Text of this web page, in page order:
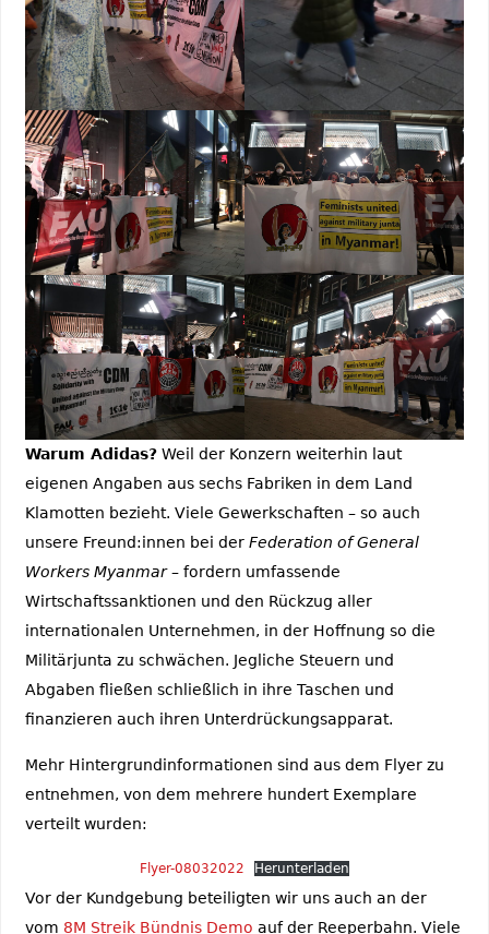
Warum Adidas?Weil der Konzern weiterhin laut
eigenen Angaben aus sechs Fabriken in dem Land
Klamotten bezieht. Viele Gewerkschaften – so auch
unsere Freund:innen bei der Federation of General
Workers Myanmar– fordern umfassende
Wirtschaftssanktionen und den Rückzug aller
internationalen Unternehmen, in der Hoffnung so die
Militärjunta zu schwächen. Jegliche Steuern und
Abgaben fließen schließlich in ihre Taschen und
finanzieren auch ihren Unterdrückungsapparat.
Mehr Hintergrundinformationen sind aus dem Flyer zu
entnehmen, von dem mehrere hundert Exemplare
verteilt wurden:
Flyer-08032022 Herunterladen
Vor der Kundgebung beteiligten wir uns auch an der
vom 8M Streik Bündnis Demo auf der Reeperbahn. Viele